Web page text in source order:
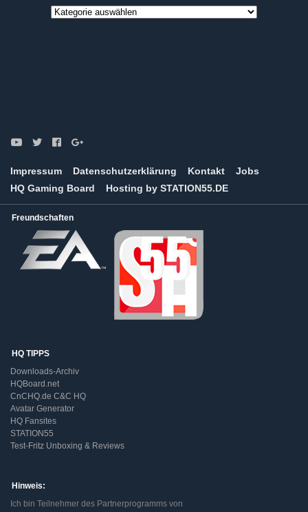
Game
Impressum Datenschutzerklärung Kontakt
Jobs
HQ Gaming Board
Hosting by STATION55.DE
Freundschaften
HQ TIPPS
Downloads-Archiv
HQBoard.net
CnCHQ.de C&C HQ
Avatar Generator
HQ Fansites
STATION55
Test-Fritz Unboxing & Reviews
Hinweis:
Ich bin Teilnehmer des Partnerprogramms von